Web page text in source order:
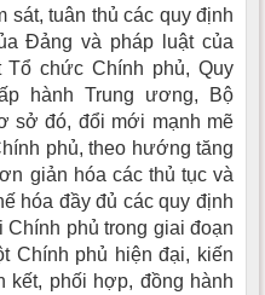
sát, tuân thủ các quy định
Đảng và pháp luật của
chức Chính phủ, Quy
hành Trung ương, Bộ
sở đó, đổi mới mạnh mẽ
phủ, theo hướng tăng
giản hóa các thủ tục và
hóa đầy đủ các quy định
phủ trong giai đoạn
Chính phủ hiện đại, kiến
kết, phối hợp, đồng hành